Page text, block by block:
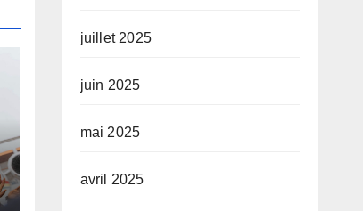
juillet 2025
juin 2025
mai 2025
avril 2025